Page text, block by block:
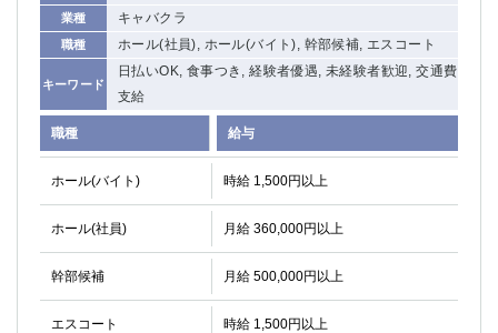
業種 キャバクラ
職種 ホール(社員), ホール(バイト), 幹部候補, エスコート
キーワード
日払いOK, 食事つき, 経験者優遇, 未経験者歓迎, 交通費
支給
職種 給与
ホール(バイト) 時給 1,500円以上
ホール(社員) 月給 360,000円以上
幹部候補 月給 500,000円以上
エスコート 時給 1,500円以上